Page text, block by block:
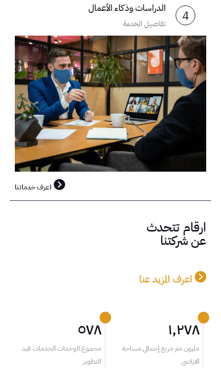
4
الدراسات وذكاء الأعمال
تفاصيل الخدمة
اعرف خدماتنا
ارقام تتحدث
عن شركتنا
اعرف المزيد عنا
١,٢٧٨
مليون متر مربع إجمالي مساحة
الاراضى
٥٧٨
مجموع الوحدات الخدمات قيد
التطوير